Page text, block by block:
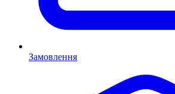
Замовлення